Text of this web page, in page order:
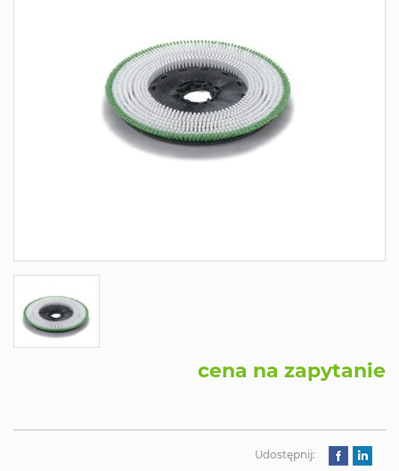
cena na zapytanie
Udostępnij: